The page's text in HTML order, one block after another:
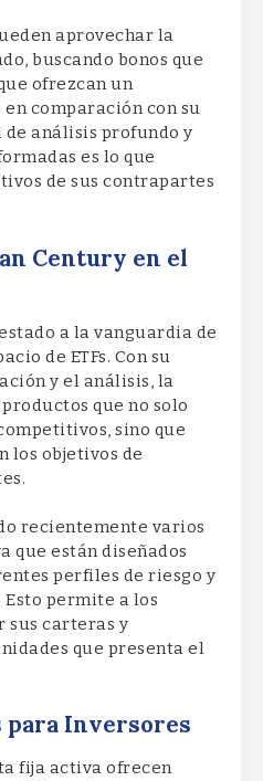
aprovechar la
buscando bonos que
ofrezcan un
comparación con su
de análisis profundo y
es lo que
de sus contrapartes
Century en el
a la vanguardia de
de ETFs. Con su
y el análisis, la
que no solo
sino que
los objetivos de
recientemente varios
que están diseñados
perfiles de riesgo y
permite a los
sus carteras y
que presenta el
para Inversores
fija activa ofrecen